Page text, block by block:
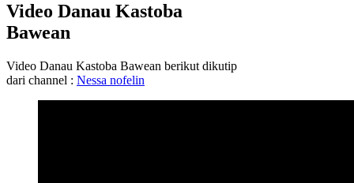
Video Danau Kastoba
Bawean
Video Danau Kastoba Bawean berikut dikutip
dari channel : Nessa nofelin